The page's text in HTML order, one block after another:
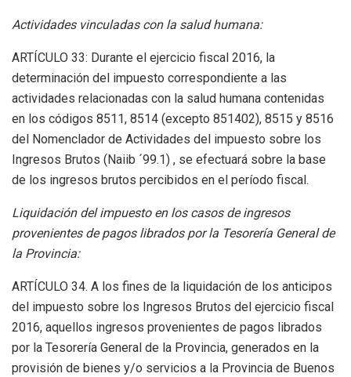
Actividades vinculadas con la salud humana:
ARTÍCULO 33: Durante el ejercicio fiscal 2016, la
determinación del impuesto correspondiente a las
actividades relacionadas con la salud humana contenidas
en los códigos 8511, 8514 (excepto 851402), 8515 y 8516
del Nomenclador de Actividades del impuesto sobre los
Ingresos Brutos (Naiib ´99.1) , se efectuará sobre la base
de los ingresos brutos percibidos en el período fiscal.
Liquidación del impuesto en los casos de ingresos
provenientes de pagos librados por la Tesorería General de
la Provincia:
ARTÍCULO 34. A los fines de la liquidación de los anticipos
del impuesto sobre los Ingresos Brutos del ejercicio fiscal
2016, aquellos ingresos provenientes de pagos librados
por la Tesorería General de la Provincia, generados en la
provisión de bienes y/o servicios a la Provincia de Buenos